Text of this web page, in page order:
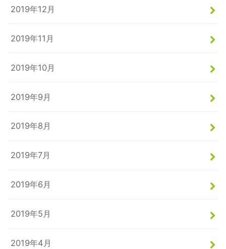
2019年12月
2019年11月
2019年10月
2019年9月
2019年8月
2019年7月
2019年6月
2019年5月
2019年4月